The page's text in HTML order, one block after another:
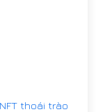
thoái trào